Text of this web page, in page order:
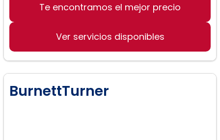
Ley familiar:
Divorcio:
Te encontramos el mejor precio
Ver servicios disponibles
BurnettTurner